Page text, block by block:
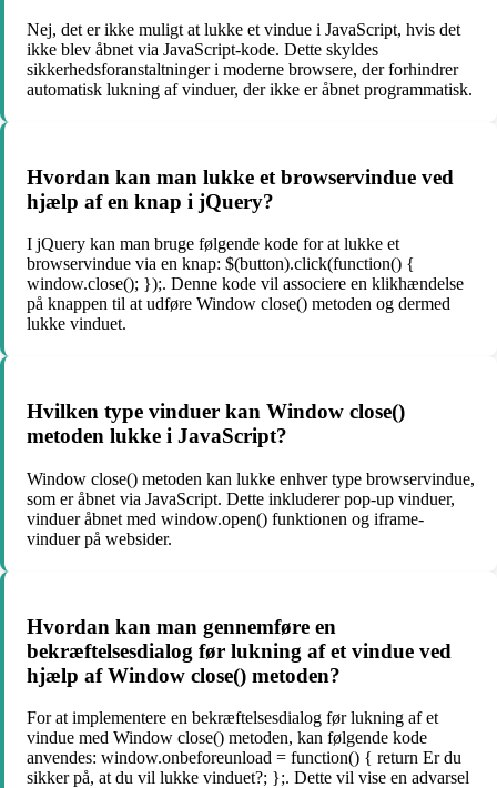
Nej, det er ikke muligt at lukke et vindue i JavaScript, hvis det
ikke blev åbnet via JavaScript-kode. Dette skyldes
sikkerhedsforanstaltninger i moderne browsere, der forhindrer
automatisk lukning af vinduer, der ikke er åbnet programmatisk.
Hvordan kan man lukke et browservindue ved
hjælp af en knap i jQuery?
I jQuery kan man bruge følgende kode for at lukke et
browservindue via en knap: $(button).click(function() {
window.close(); });. Denne kode vil associere en klikhændelse
på knappen til at udføre Window close() metoden og dermed
lukke vinduet.
Hvilken type vinduer kan Window close()
metoden lukke i JavaScript?
Window close() metoden kan lukke enhver type browservindue,
som er åbnet via JavaScript. Dette inkluderer pop-up vinduer,
vinduer åbnet med window.open() funktionen og iframe-
vinduer på websider.
Hvordan kan man gennemføre en
bekræftelsesdialog før lukning af et vindue ved
hjælp af Window close() metoden?
For at implementere en bekræftelsesdialog før lukning af et
vindue med Window close() metoden, kan følgende kode
anvendes: window.onbeforeunload = function() { return Er du
sikker på, at du vil lukke vinduet?; };. Dette vil vise en advarsel